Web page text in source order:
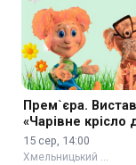
Прем`єра.
«Чарівне крісло
15 сер, 14:00
Хмельницький …